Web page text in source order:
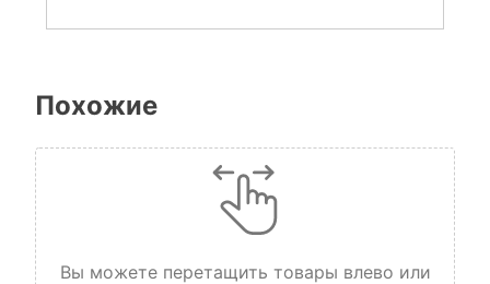
Похожие
Вы можете перетащить товары влево или